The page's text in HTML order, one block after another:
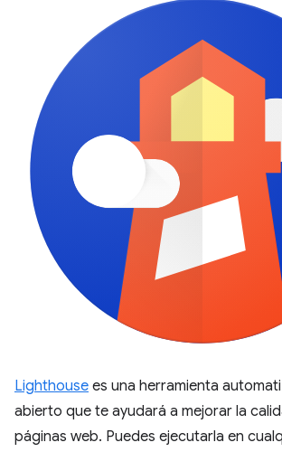
Lighthouse es una herramienta
abierto que te ayudará a mejorar la
páginas web. Puedes ejecutarla en